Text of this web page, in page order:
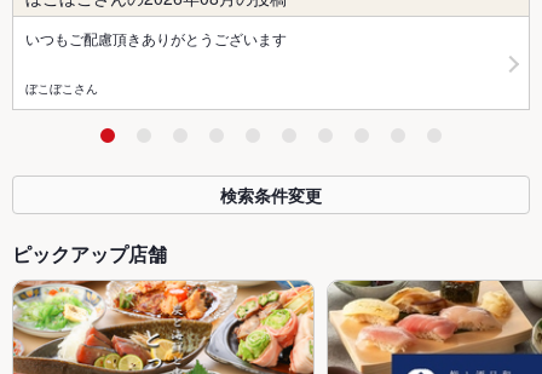
いつもご配慮頂きありがとうございます
ぼこぼこさん
検索条件変更
ピックアップ店舗